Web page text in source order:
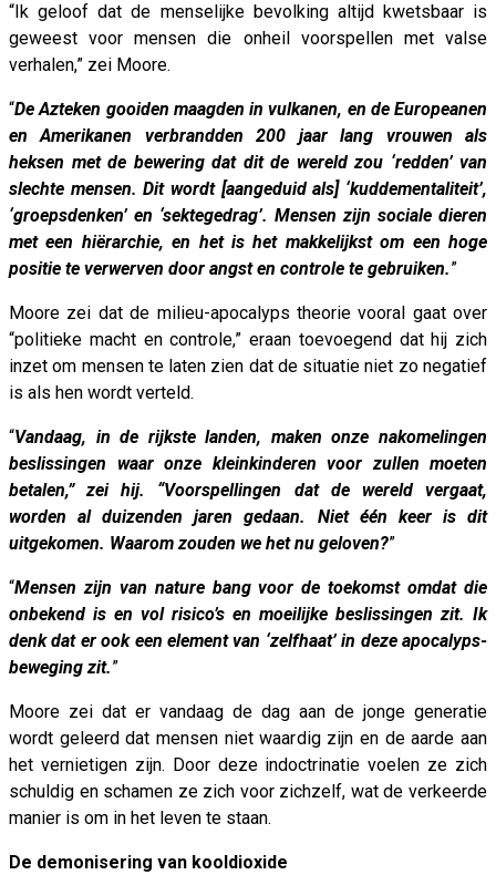
“Ik geloof dat de menselijke bevolking altijd kwetsbaar is
geweest voor mensen die onheil voorspellen met valse
verhalen,” zei Moore.
“De Azteken gooiden maagden in vulkanen, en de Europeanen
en Amerikanen verbrandden 200 jaar lang vrouwen als
heksen met de bewering dat dit de wereld zou ‘redden’ van
slechte mensen. Dit wordt [aangeduid als] ‘kuddementaliteit’,
‘groepsdenken’ en ‘sektegedrag’. Mensen zijn sociale dieren
met een hiërarchie, en het is het makkelijkst om een hoge
positie te verwerven door angst en controle te gebruiken.”
Moore zei dat de milieu-apocalyps theorie vooral gaat over
“politieke macht en controle,” eraan toevoegend dat hij zich
inzet om mensen te laten zien dat de situatie niet zo negatief
is als hen wordt verteld.
“Vandaag, in de rijkste landen, maken onze nakomelingen
beslissingen waar onze kleinkinderen voor zullen moeten
betalen,” zei hij. “Voorspellingen dat de wereld vergaat,
worden al duizenden jaren gedaan. Niet één keer is dit
uitgekomen. Waarom zouden we het nu geloven?”
“Mensen zijn van nature bang voor de toekomst omdat die
onbekend is en vol risico’s en moeilijke beslissingen zit. Ik
denk dat er ook een element van ‘zelfhaat’ in deze apocalyps-
beweging zit.”
Moore zei dat er vandaag de dag aan de jonge generatie
wordt geleerd dat mensen niet waardig zijn en de aarde aan
het vernietigen zijn. Door deze indoctrinatie voelen ze zich
schuldig en schamen ze zich voor zichzelf, wat de verkeerde
manier is om in het leven te staan.
De demonisering van kooldioxide